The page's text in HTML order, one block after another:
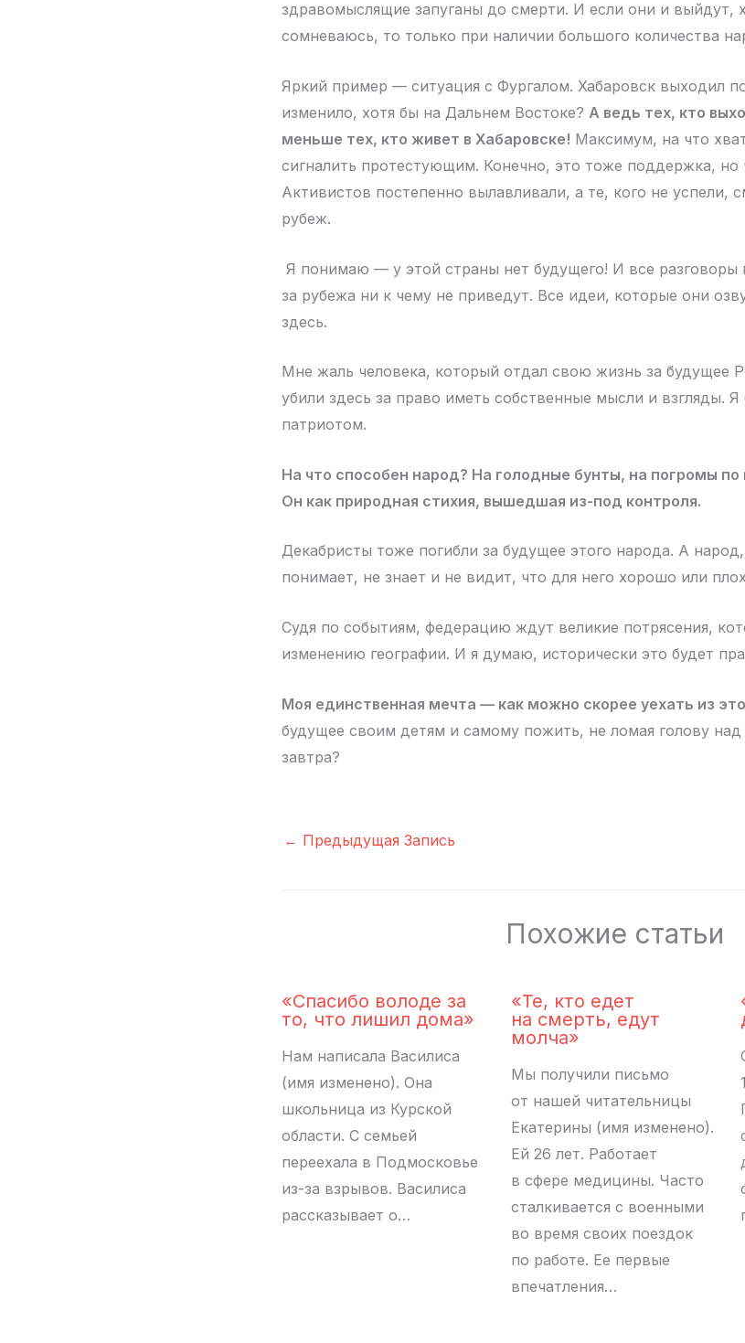
здравомыслящие запуганы до смерти. И если они и выйдут,
сомневаюсь, то только при наличии большого количества
Яркий пример — ситуация с Фургалом. Хабаровск выходил
изменило, хотя бы на Дальнем Востоке? А ведь тех, кто
меньше тех, кто живет в Хабаровске! Максимум, на что
сигналить протестующим. Конечно, это тоже поддержка, но
Активистов постепенно вылавливали, а те, кого не успели,
рубеж.
Я понимаю — у этой страны нет будущего! И все разговоры
за рубежа ни к чему не приведут. Все идеи, которые они
здесь.
Мне жаль человека, который отдал свою жизнь за будущее
убили здесь за право иметь собственные мысли и взгляды.
патриотом.
На что способен народ? На голодные бунты, на погромы по
Он как природная стихия, вышедшая из-под контроля.
Декабристы тоже погибли за будущее этого народа. А
понимает, не знает и не видит, что для него хорошо или
Судя по событиям, федерацию ждут великие потрясения,
изменению географии. И я думаю, исторически это будет
Моя единственная мечта — как можно скорее уехать из
будущее своим детям и самому пожить, не ломая голову над
завтра?
← Предыдущая Запись
Похожие статьи
«Спасибо володе за
то, что лишил дома»
Нам написала Василиса
(имя изменено). Она
школьница из Курской
области. С семьей
переехала в Подмосковье
из-за взрывов. Василиса
рассказывает о…
«Те, кто едет
на смерть, едут
молча»
Мы получили письмо
от нашей читательницы
Екатерины (имя изменено).
Ей 26 лет. Работает
в сфере медицины. Часто
сталкивается с военными
во время своих поездок
по работе. Ее первые
впечатления…